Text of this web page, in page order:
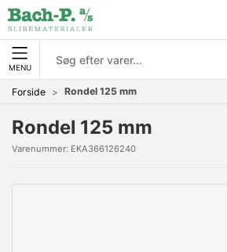
MENU
Forside Rondel 125 mm
Rondel 125 mm
Varenummer: EKA366126240